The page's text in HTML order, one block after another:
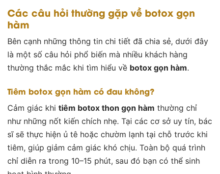
Các câu hỏi thường gặp về botox gọn
hàm
Bên cạnh những thông tin chi tiết đã chia sẻ, dưới đây
là một số câu hỏi phổ biến mà nhiều khách hàng
thường thắc mắc khi tìm hiểu về botox gọn hàm.
Tiêm botox gọn hàm có đau không?
Cảm giác khi tiêm botox thon gọn hàm thường chỉ
như những nốt kiến chích nhẹ. Tại các cơ sở uy tín, bác
sĩ sẽ thực hiện ủ tê hoặc chườm lạnh tại chỗ trước khi
tiêm, giúp giảm cảm giác khó chịu. Toàn bộ quá trình
chỉ diễn ra trong 10–15 phút, sau đó bạn có thể sinh